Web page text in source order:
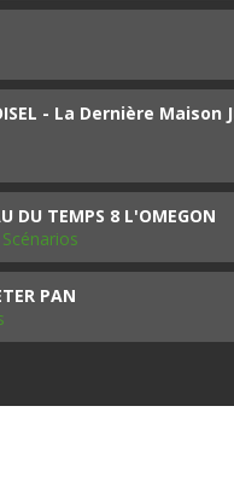
- La Dernière
DU TEMPS 8 L'OMEGON
PAN